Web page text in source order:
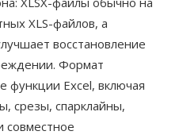
XLS-файлов, а
восстановление
Формат
функции Excel, включая
срезы, спарклайны,
совместное